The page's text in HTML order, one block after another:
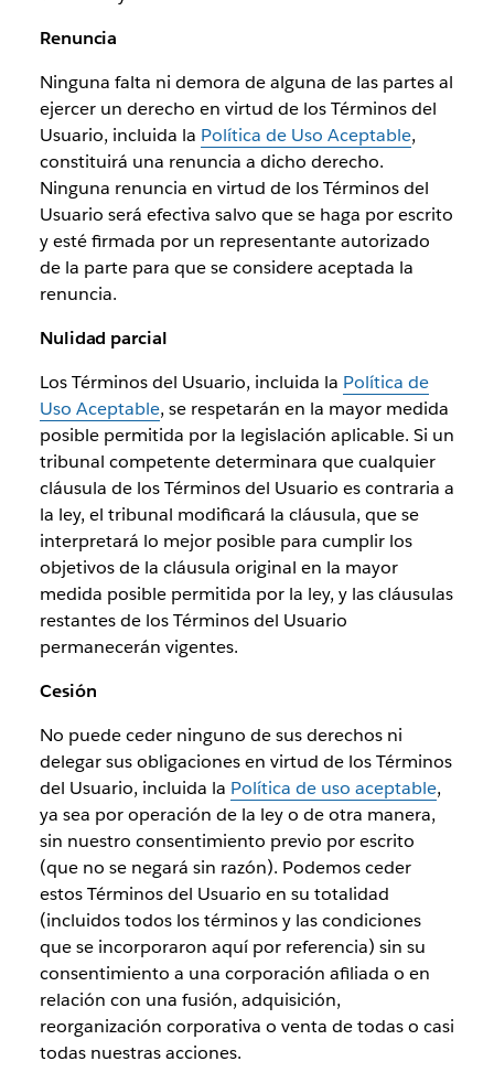
Renuncia
Ninguna falta ni demora de alguna de las partes al
ejercer un derecho en virtud de los Términos del
Usuario, incluida la Política de Uso Aceptable,
constituirá una renuncia a dicho derecho.
Ninguna renuncia en virtud de los Términos del
Usuario será efectiva salvo que se haga por escrito
y esté firmada por un representante autorizado
de la parte para que se considere aceptada la
renuncia.
Nulidad parcial
Los Términos del Usuario, incluida la Política de
Uso Aceptable, se respetarán en la mayor medida
posible permitida por la legislación aplicable. Si un
tribunal competente determinara que cualquier
cláusula de los Términos del Usuario es contraria a
la ley, el tribunal modificará la cláusula, que se
interpretará lo mejor posible para cumplir los
objetivos de la cláusula original en la mayor
medida posible permitida por la ley, y las cláusulas
restantes de los Términos del Usuario
permanecerán vigentes.
Cesión
No puede ceder ninguno de sus derechos ni
delegar sus obligaciones en virtud de los Términos
del Usuario, incluida la Política de uso aceptable,
ya sea por operación de la ley o de otra manera,
sin nuestro consentimiento previo por escrito
(que no se negará sin razón). Podemos ceder
estos Términos del Usuario en su totalidad
(incluidos todos los términos y las condiciones
que se incorporaron aquí por referencia) sin su
consentimiento a una corporación afiliada o en
relación con una fusión, adquisición,
reorganización corporativa o venta de todas o casi
todas nuestras acciones.